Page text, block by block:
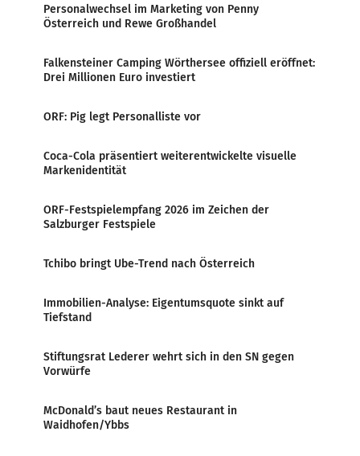
Personalwechsel im Marketing von Penny
Österreich und Rewe Großhandel
Falkensteiner Camping Wörthersee offiziell eröffnet:
Drei Millionen Euro investiert
ORF: Pig legt Personalliste vor
Coca-Cola präsentiert weiterentwickelte visuelle
Markenidentität
ORF-Festspielempfang 2026 im Zeichen der
Salzburger Festspiele
Tchibo bringt Ube-Trend nach Österreich
Immobilien-Analyse: Eigentumsquote sinkt auf
Tiefstand
Stiftungsrat Lederer wehrt sich in den SN gegen
Vorwürfe
McDonald’s baut neues Restaurant in
Waidhofen/Ybbs